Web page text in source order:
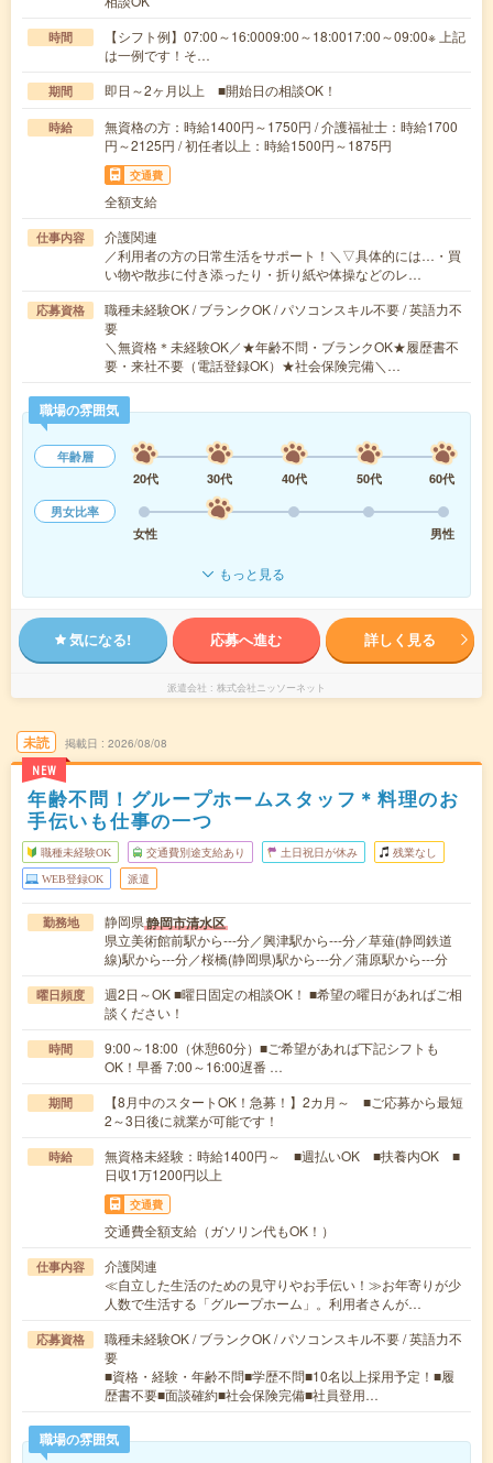
時間
【シフト例】07:00～16:0009:00～18:0017:00～09:00※ 上記
は一例です！そ…
期間 即日～2ヶ月以上 ■開始日の相談OK！
時給
無資格の方：時給1400円～1750円 / 介護福祉士：時給1700
円～2125円 / 初任者以上：時給1500円～1875円
交通費
全額支給
仕事内容
介護関連
／利用者の方の日常生活をサポート！＼▽具体的には…・買
い物や散歩に付き添ったり・折り紙や体操などのレ…
応募資格
職種未経験OK / ブランクOK / パソコンスキル不要 / 英語力不
要
＼無資格＊未経験OK／★年齢不問・ブランクOK★履歴書不
要・来社不要（電話登録OK）★社会保険完備＼…
職場の雰囲気
年齢層
20代
30代 40代 50代
60代
男女比率
女性
男性
もっと見る
気になる! 応募へ進む 詳しく見る
派遣会社 株式会社ニッソーネット
未読
NEW
掲載日 2026/08/08
年齢不問！グループホームスタッフ＊料理のお
手伝いも仕事の一つ
職種未経験OK 交通費別途支給あり 土日祝日が休み 残業なし
WEB登録OK 派遣
勤務地 静岡県静岡市清水区
県立美術館前駅から---分／興津駅から---分／草薙(静岡鉄道
線)駅から---分／桜橋(静岡県)駅から---分／蒲原駅から---分
曜日頻度
週2日～OK ■曜日固定の相談OK！ ■希望の曜日があればご相
談ください！
時間
9:00～18:00（休憩60分）■ご希望があれば下記シフトも
OK！早番 7:00～16:00遅番 …
期間
【8月中のスタートOK！急募！】2カ月～ ■ご応募から最短
2～3日後に就業が可能です！
時給
無資格未経験：時給1400円～ ■週払いOK ■扶養内OK ■
日収1万1200円以上
交通費
交通費全額支給（ガソリン代もOK！）
仕事内容
介護関連
≪自立した生活のための見守りやお手伝い！≫お年寄りが少
人数で生活する「グループホーム」。利用者さんが…
応募資格
職種未経験OK / ブランクOK / パソコンスキル不要 / 英語力不
要
■資格・経験・年齢不問■学歴不問■10名以上採用予定！■履
歴書不要■面談確約■社会保険完備■社員登用…
職場の雰囲気